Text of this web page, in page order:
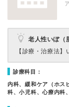
老人性いぼ（
【診療・治療法】
診療科目：
内科、緩和ケア（ホス
科、小児科、心療内科